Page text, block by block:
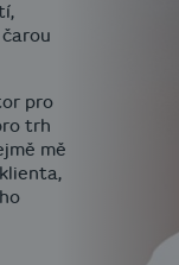
pro
trh
mě